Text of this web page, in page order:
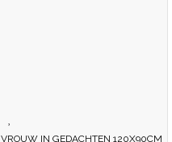
VROUW IN GEDACHTEN 120X90CM